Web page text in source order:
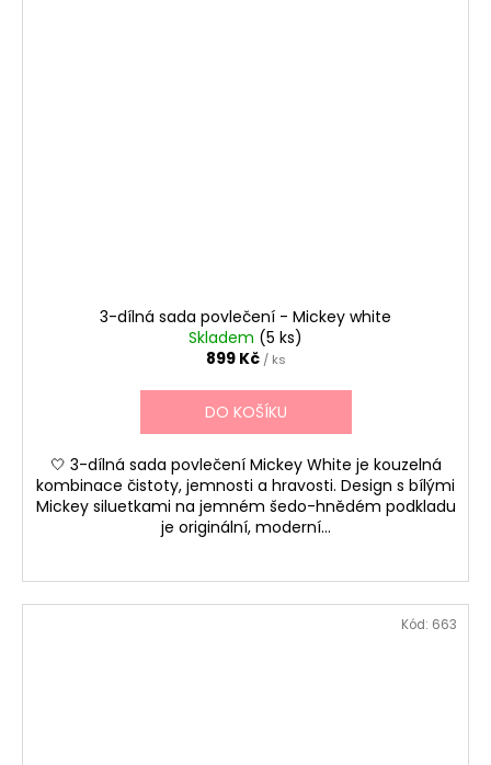
3-dílná sada povlečení - Mickey white
Skladem (5 ks)
899 Kč / ks
DO KOŠÍKU
🤍 3-dílná sada povlečení Mickey White je kouzelná
kombinace čistoty, jemnosti a hravosti. Design s bílými
Mickey siluetkami na jemném šedo-hnědém podkladu
je originální, moderní...
Kód: 663